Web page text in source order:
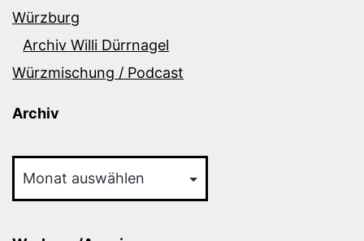
Würzburg
Archiv Willi Dürrnagel
Würzmischung / Podcast
Archiv